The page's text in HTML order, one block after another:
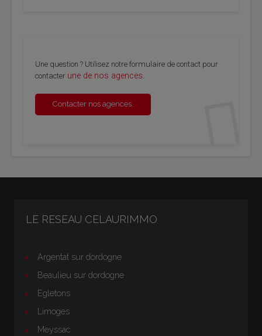
Une question ? Utilisez notre formulaire de contact pour
contacter une de nos agences
Contacter nos agences.
LE RESEAU CELAURIMMO
Argentat sur dordogne
Beaulieu sur dordogne
Egletons
Limoges
Meyssac